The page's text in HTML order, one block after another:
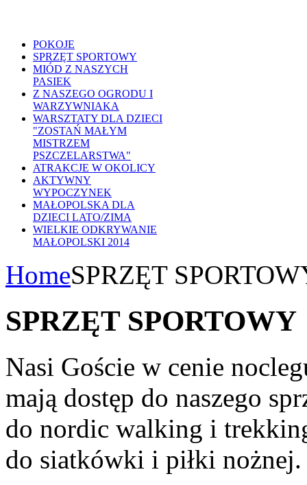
POKOJE
SPRZĘT SPORTOWY
MIÓD Z NASZYCH
PASIEK
Z NASZEGO OGRODU I
WARZYWNIAKA
WARSZTATY DLA DZIECI
"ZOSTAŃ MAŁYM
MISTRZEM
PSZCZELARSTWA"
ATRAKCJE W OKOLICY
AKTYWNY
WYPOCZYNEK
MAŁOPOLSKA DLA
DZIECI LATO/ZIMA
WIELKIE ODKRYWANIE
MAŁOPOLSKI 2014
HomeSPRZĘT
SPRZĘT SPORTOWY
Nasi Goście w cenie
mają dostęp do naszego
do nordic walking i
do siatkówki i piłki nożnej.